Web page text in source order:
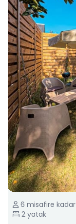
6 misafire kadar
2 yatak